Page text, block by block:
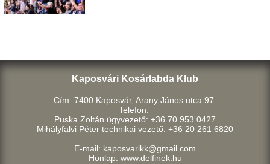
Kaposvári Kosárlabda Klub
Cím: 7400 Kaposvár, Arany János utca 97.
Telefon:
Puska Zoltán ügyvezető: +36 70 953 0427
Mihályfalvi Péter technikai vezető: +36 20 261 6820
E-mail: kaposvarikk@gmail.com
Honlap: www.delfinek.hu